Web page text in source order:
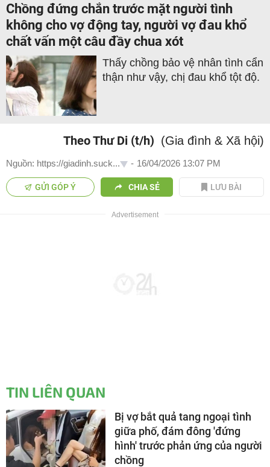
Chồng đứng chắn trước mặt người tình
không cho vợ động tay, người vợ đau khổ
chất vấn một câu đầy chua xót
Thấy chồng bảo vệ nhân tình cẩn
thận như vậy, chị đau khổ tột độ.
Theo Thư Di (t/h) (Gia đình & Xã hội)
Nguồn: https://giadinh.suck... - 16/04/2026 13:07 PM
GỬI GÓP Ý CHIA SẺ LƯU BÀI
TIN LIÊN QUAN
Bị vợ bắt quả tang ngoại tình
giữa phố, đám đông 'đứng
hình' trước phản ứng của người
chồng